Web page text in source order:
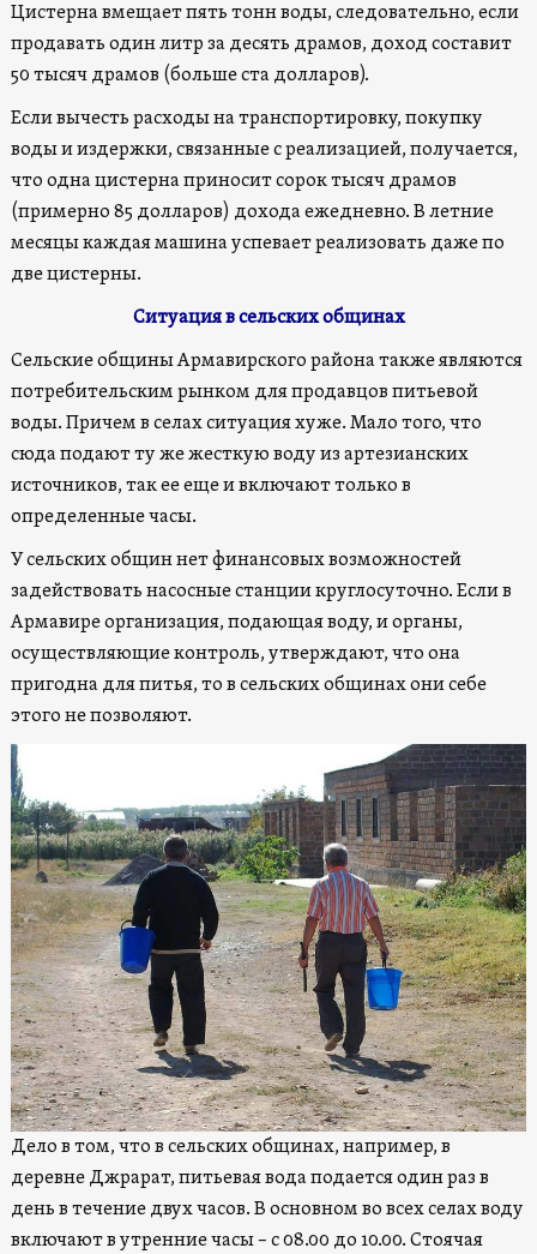
Цистерна вмещает пять тонн воды, следовательно, если
продавать один литр за десять драмов, доход составит
50 тысяч драмов (больше ста долларов).
Если вычесть расходы на транспортировку, покупку
воды и издержки, связанные с реализацией, получается,
что одна цистерна приносит сорок тысяч драмов
(примерно 85 долларов) дохода ежедневно. В летние
месяцы каждая машина успевает реализовать даже по
две цистерны.
Ситуация в сельских общинах
Сельские общины Армавирского района также являются
потребительским рынком для продавцов питьевой
воды. Причем в селах ситуация хуже. Мало того, что
сюда подают ту же жесткую воду из артезианских
источников, так ее еще и включают только в
определенные часы.
У сельских общин нет финансовых возможностей
задействовать насосные станции круглосуточно. Если в
Армавире организация, подающая воду, и органы,
осуществляющие контроль, утверждают, что она
пригодна для питья, то в сельских общинах они себе
этого не позволяют.
Дело в том, что в сельских общинах, например, в
деревне Джрарат, питьевая вода подается один раз в
день в течение двух часов. В основном во всех селах воду
включают в утренние часы – с 08.00 до 10.00. Стоячая